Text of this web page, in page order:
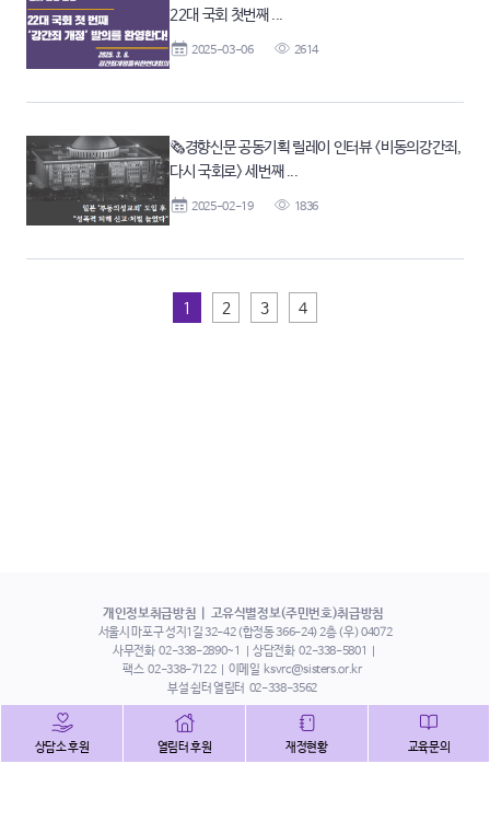
22대 국회 첫번째 ...
2025-03-06 2614
🗞경향신문 공동기획 릴레이 인터뷰 <비동의강간죄,
다시 국회로> 세번째 ...
2025-02-19 1836
1 2 3 4
개인정보취급방침 고유식별정보(주민번호)취급방침
서울시 마포구 성지1길 32-42 (합정동 366-24) 2층 (우) 04072
사무전화 02-338-2890~1 상담전화 02-338-5801
팩스 02-338-7122 이메일 ksvrc@sisters.or.kr
부설 쉼터 열림터 02-338-3562
상담소 후원 열림터 후원 재정현황 교육문의